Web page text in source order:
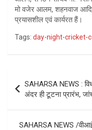
मो वजेर आलम, शहनवाज
प्रयासशील एवं कार्यरत हैं।
Tags: day-night-cricket-
navigation
SAHARSA NEWS :
अंदर ही टूटना प्रारंभ,
SAHARSA NEWS /